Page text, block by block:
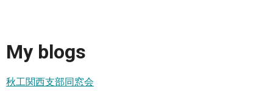
My blogs
秋工関西支部同窓会